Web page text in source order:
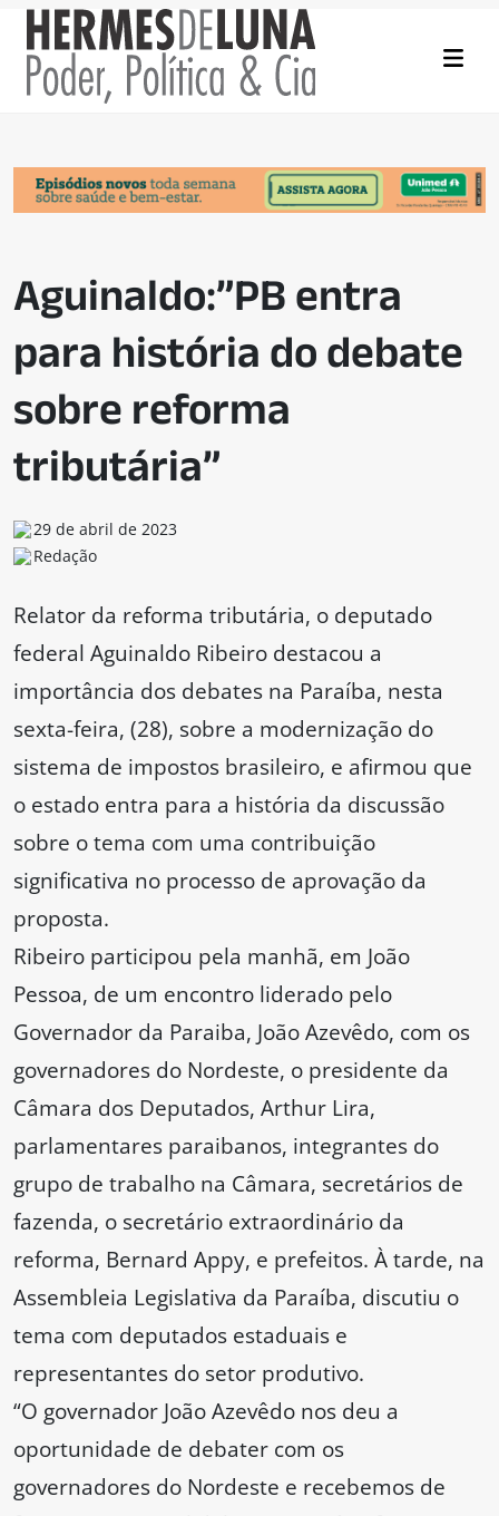
Aguinaldo:”PB entra
para história do debate
sobre reforma
tributária”
29 de abril de 2023
Redação
Relator da reforma tributária, o deputado
federal Aguinaldo Ribeiro destacou a
importância dos debates na Paraíba, nesta
sexta-feira, (28), sobre a modernização do
sistema de impostos brasileiro, e afirmou que
o estado entra para a história da discussão
sobre o tema com uma contribuição
significativa no processo de aprovação da
proposta.
Ribeiro participou pela manhã, em João
Pessoa, de um encontro liderado pelo
Governador da Paraiba, João Azevêdo, com os
governadores do Nordeste, o presidente da
Câmara dos Deputados, Arthur Lira,
parlamentares paraibanos, integrantes do
grupo de trabalho na Câmara, secretários de
fazenda, o secretário extraordinário da
reforma, Bernard Appy, e prefeitos. À tarde, na
Assembleia Legislativa da Paraíba, discutiu o
tema com deputados estaduais e
representantes do setor produtivo.
“O governador João Azevêdo nos deu a
oportunidade de debater com os
governadores do Nordeste e recebemos de